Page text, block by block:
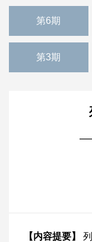
第6期
第3期
【内容提要】